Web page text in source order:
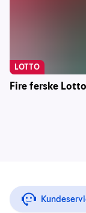
Fire ferske
LOTTO